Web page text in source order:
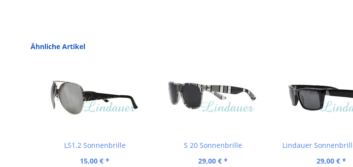
Ähnliche Artikel
LS1.2 Sonnenbrille
15,00 € *
S 20 Sonnenbrille
29,00 € *
Lindauer
29,00 € *